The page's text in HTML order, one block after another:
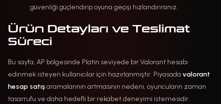
güvenliği güçlendirip oyuna geçişi hızlandırırsınız.
Ürün Detayları ve Teslimat
Süreci
Bu sayfa, AP bölgesinde Platin seviyede bir Valorant hesabı
edinmek isteyen kullanıcılar için hazırlanmıştır. Piyasada valorant
hesap satışaramalarının artmasının nedeni, oyuncuların zaman
tasarrufu ve daha hedefli bir rekabet deneyimi istemesidir.